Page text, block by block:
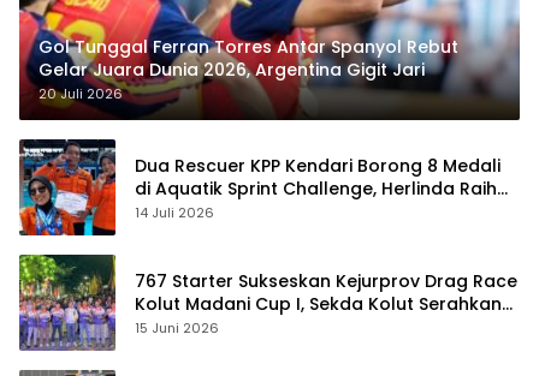
Gol Tunggal Ferran Torres Antar Spanyol Rebut
Gelar Juara Dunia 2026, Argentina Gigit Jari
20 Juli 2026
Dua Rescuer KPP Kendari Borong 8 Medali
di Aquatik Sprint Challenge, Herlinda Raih
Best Swimmer
14 Juli 2026
767 Starter Sukseskan Kejurprov Drag Race
Kolut Madani Cup I, Sekda Kolut Serahkan
Trofi
15 Juni 2026